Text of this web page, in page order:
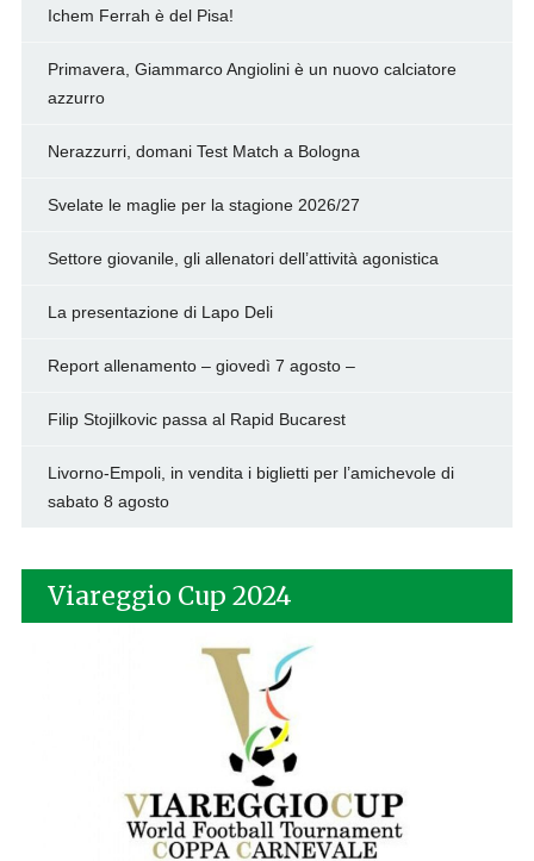
Ichem Ferrah è del Pisa!
Primavera, Giammarco Angiolini è un nuovo calciatore
azzurro
Nerazzurri, domani Test Match a Bologna
Svelate le maglie per la stagione 2026/27
Settore giovanile, gli allenatori dell’attività agonistica
La presentazione di Lapo Deli
Report allenamento – giovedì 7 agosto –
Filip Stojilkovic passa al Rapid Bucarest
Livorno-Empoli, in vendita i biglietti per l’amichevole di
sabato 8 agosto
Viareggio Cup 2024